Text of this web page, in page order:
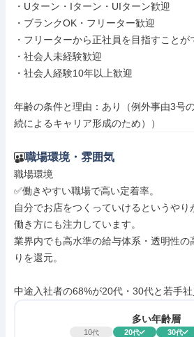
・Uターン・Iターン・UIターン歓迎
・ブランクOK・フリーター歓迎
・フリーターから正社員を目指すことが
・社会人未経験歓迎
・社会人経験10年以上歓迎
年齢の条件と理由：あり（例外事由3号
続によるキャリア形成のため））
職場環境・雰囲気
職場環境
✅働きやすい職場で高い定着率。
自分でお店をつくっていけるというや
働き方にも注力しています。
業界内でも高水準の給与体系・透明性
りを還元。
中途入社者の68%が20代・30代と若手社
多い年齢層
10代 20代 30代